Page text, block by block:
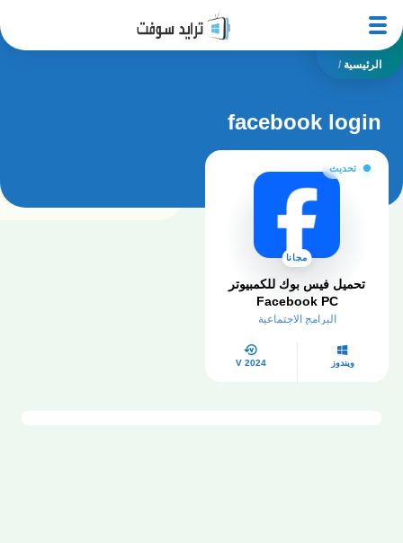
الرئيسية /
facebook login
تحديث
مجانا
تحميل فيس بوك للكمبيوتر
Facebook PC
البرامج الاجتماعية
ويندوز V 2024